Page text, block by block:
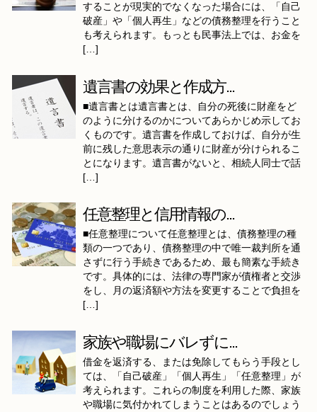
することが現実的でなくなった場合には、「自己
破産」や「個人再生」などの債務整理を行うこと
も考えられます。もっとも民事法上では、お金を
[…]
遺言書の効果と作成方...
■遺言書とは遺言書とは、自分の死後に財産をど
のように分けるのかについてあらかじめ示してお
くものです。遺言書を作成しておけば、自分が生
前に残した意思表示の通りに財産が分けられるこ
とになります。遺言書がないと、相続人同士で話
[…]
任意整理と信用情報の...
■任意整理について任意整理とは、債務整理の種
類の一つであり、債務整理の中で唯一裁判所を通
さずに行う手続きであるため、最も簡素な手続き
です。具体的には、法律の専門家が債権者と交渉
をし、月の返済額や方法を変更することで負担を
[…]
家族や職場にバレずに...
借金を返済する、または免除してもらう手段とし
ては、「自己破産」「個人再生」「任意整理」が
考えられます。これらの制度を利用した際、家族
や職場に気付かれてしまうことはあるのでしょう